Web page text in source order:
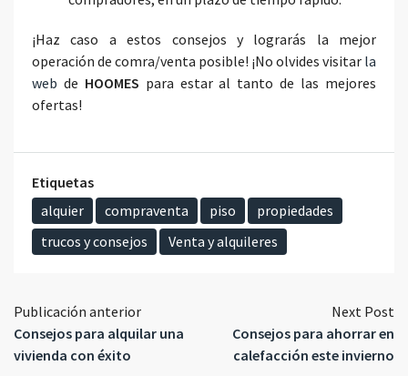
¡Haz caso a estos consejos y lograrás la mejor
operación de comra/venta posible! ¡No olvides visitar la
web de HOOMES para estar al tanto de las mejores
ofertas!
Etiquetas
alquier
compraventa piso
propiedades
trucos y consejos
Venta y alquileres
Publicación anterior
Consejos para alquilar una
vivienda con éxito
Next Post
Consejos para ahorrar en
calefacción este invierno